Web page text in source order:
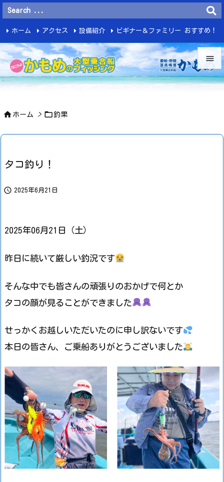


ホーム アクセス 設備紹介 ビギナー＆ファミリー おすすめ！
釣 果
 ホーム > 釣果
タコ釣り！
 2025年6月21日
2025年06月21日（土）
昨日に続いて厳しい釣況です
そんな中でも皆さんの頑張りのおかげで何とか
タコの顔が見ることができました
せっかくお越しいただいたのに申し訳ないです
本日の皆さん、ご乗船ありがとうございました